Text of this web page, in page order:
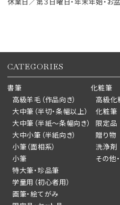
CATEGORIES
書筆
高級羊毛（作品向き）
大中筆（半切・条幅以上）
大中筆（半紙～条幅向き）
大中小筆（半紙向き）
小筆（面相系）
小筆
特大筆・珍品筆
学童用（初心者用）
画筆・絵てがみ
化粧筆
高級化
化粧筆
限定品
贈り物
洗浄剤
その他